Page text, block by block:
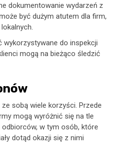
dokumentowanie wydarzeń z
być dużym atutem dla firm,
wykorzystywane do inspekcji
mogą na bieżąco śledzić
sobą wiele korzyści. Przede
mogą wyróżnić się na tle
w tym osób, które
dotąd okazji się z nimi